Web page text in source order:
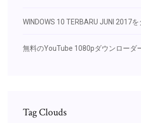
WINDOWS 10 TERBARU JUNI 2017
無料のYouTube 1080pダウンローダ
Tag Clouds